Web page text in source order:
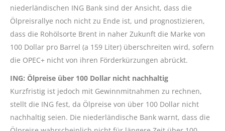
niederländischen ING Bank sind der Ansicht, dass die
Ölpreisrallye noch nicht zu Ende ist, und prognostizieren,
dass die Rohölsorte Brent in naher Zukunft die Marke von
100 Dollar pro Barrel (a 159 Liter) überschreiten wird, sofern
die OPEC+ nicht von ihren Förderkürzungen abrückt.
ING: Ölpreise über 100 Dollar nicht nachhaltig
Kurzfristig ist jedoch mit Gewinnmitnahmen zu rechnen,
stellt die ING fest, da Ölpreise von über 100 Dollar nicht
nachhaltig seien. Die niederländische Bank warnt, dass die